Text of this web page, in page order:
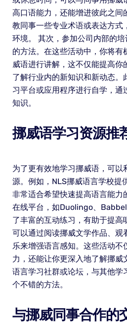
高口语能力，还能增进彼此之间
教同事一些专业术语或表达方式
环境。 其次，参加公司内部的
的方法。在这些活动中，你将有
威语进行讲解，这不仅能提高你
了解行业内的新知识和新动态。
习平台或应用程序进行自学，通
知识。
挪威语学习资源推
为了更有效地学习挪威语，可以
源。例如，NLS挪威语言学校提
非常适合希望快速提高语言能力
在线平台，如Duolingo、
了丰富的互动练习，有助于提高
可以通过阅读挪威文学作品、观
乐来增强语言感知。这些活动不
力，还能让你更深入地了解挪威
语言学习社群或论坛，与其他学
个不错的方法。
与挪威同事合作的